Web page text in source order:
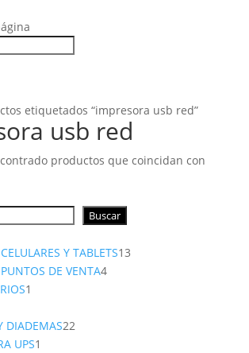
etiquetados “impresora usb red”
usb red
productos que coincidan con
Buscar
Y TABLETS1313
DE VENTA44
1
DIADEMAS2222
UPS1